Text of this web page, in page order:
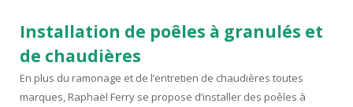
Installation de poêles à granulés et
de chaudières
En plus du ramonage et de l’entretien de chaudières toutes
marques, Raphaël Ferry se propose d’installer des poêles à